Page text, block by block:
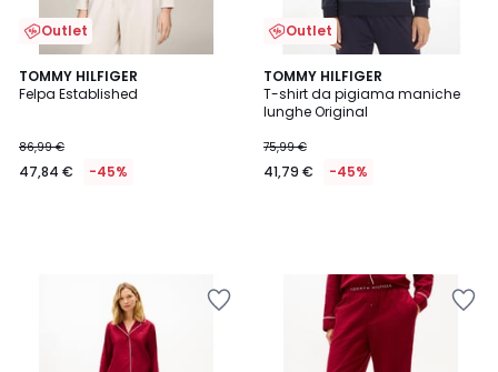
Outlet
TOMMY HILFIGER
Felpa Established
86,99 €
47,84 € -45%
Outlet
TOMMY HILFIGER
T-shirt da pigiama maniche
lunghe Original
75,99 €
41,79 € -45%